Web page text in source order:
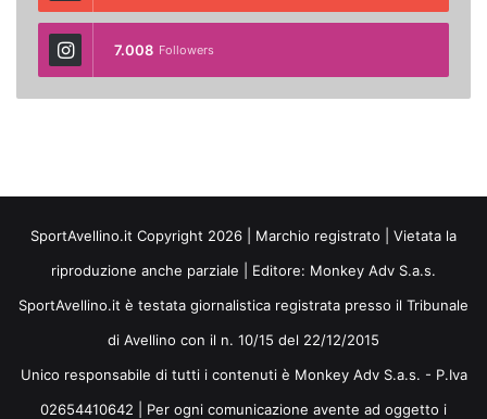
7.008 Followers
SportAvellino.it Copyright 2026 | Marchio registrato | Vietata la
riproduzione anche parziale | Editore: Monkey Adv S.a.s.
SportAvellino.it è testata giornalistica registrata presso il Tribunale
di Avellino con il n. 10/15 del 22/12/2015
Unico responsabile di tutti i contenuti è Monkey Adv S.a.s. - P.Iva
02654410642 | Per ogni comunicazione avente ad oggetto i